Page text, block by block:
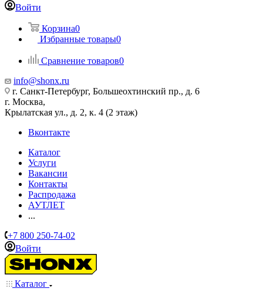
Войти
Корзина0
Избранные товары0
Сравнение товаров0
info@shonx.ru
г. Санкт-Петербург, Большеохтинский пр., д. 6
г. Москва,
Крылатская ул., д. 2, к. 4 (2 этаж)
Вконтакте
Каталог
Услуги
Вакансии
Контакты
Распродажа
АУТЛЕТ
...
+7 800 250-74-02
Войти
Каталог